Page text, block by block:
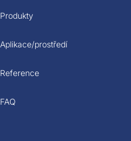
Produkty
Aplikace/prostředí
Reference
FAQ